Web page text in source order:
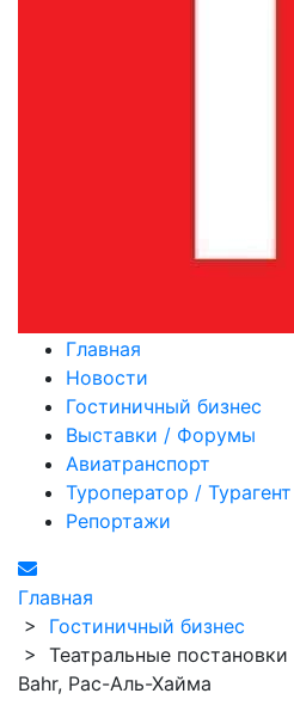
Главная
Новости
Гостиничный бизнес
Выставки / Форумы
Авиатранспорт
Туроператор / Турагент
Репортажи
Главная
> Гостиничный бизнес
> Театральные
Bahr, Рас-Аль-Хайма